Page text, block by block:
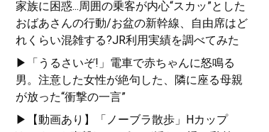
家族に困惑...周囲の乗客が内心“スカッ”とした
おばあさんの行動/お盆の新幹線、自由席はど
れくらい混雑する?JR利用実績を調べてみた
▶「うるさいぞ!」電車で赤ちゃんに怒鳴る
男。注意した女性が絶句した、隣に座る母親
が放った“衝撃の一言”
▶【動画あり】「ノーブラ散歩」Hカップ